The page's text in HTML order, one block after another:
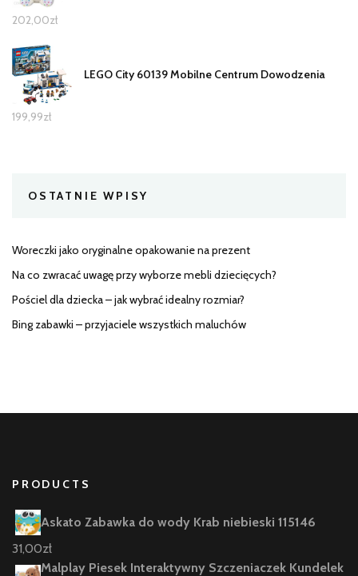
202,00zł
LEGO City 60139 Mobilne Centrum Dowodzenia
199,99zł
OSTATNIE WPISY
Woreczki jako oryginalne opakowanie na prezent
Na co zwracać uwagę przy wyborze mebli dziecięcych?
Pościel dla dziecka – jak wybrać idealny rozmiar?
Bing zabawki – przyjaciele wszystkich maluchów
PRODUCTS
Askato Zabawka do wody Krab niebieski 115146
31,00zł
Malplay Piesek Interaktywny Szczeniaczek Kundelek